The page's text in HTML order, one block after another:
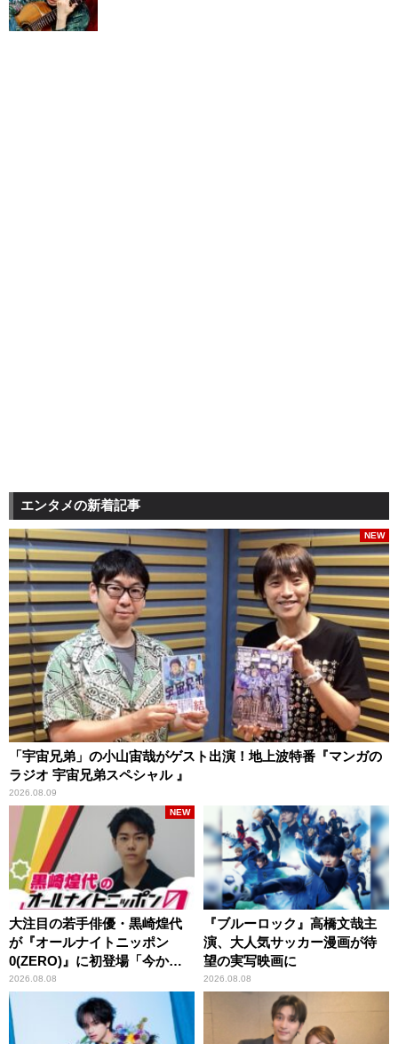
エンタメの新着記事
「宇宙兄弟」の小山宙哉がゲスト出演！地上波特番『マンガの
ラジオ 宇宙兄弟スペシャル 』
2026.08.09
NEW
大注目の若手俳優・黒崎煌代
が『オールナイトニッポン
0(ZERO)』に初登場「今から
とてもワクワクしておりま
す！」
2026.08.08
NEW
『ブルーロック』高橋文哉主
演、大人気サッカー漫画が待
望の実写映画に
2026.08.08